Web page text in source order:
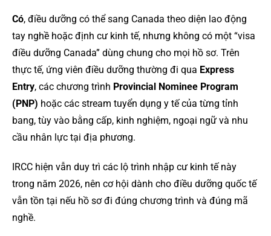
Có, điều dưỡng có thể sang Canada theo diện lao động
tay nghề hoặc định cư kinh tế, nhưng không có một “visa
điều dưỡng Canada” dùng chung cho mọi hồ sơ. Trên
thực tế, ứng viên điều dưỡng thường đi qua Express
Entry, các chương trình Provincial Nominee Program
(PNP) hoặc các stream tuyển dụng y tế của từng tỉnh
bang, tùy vào bằng cấp, kinh nghiệm, ngoại ngữ và nhu
cầu nhân lực tại địa phương.
IRCC hiện vẫn duy trì các lộ trình nhập cư kinh tế này
trong năm 2026, nên cơ hội dành cho điều dưỡng quốc tế
vẫn tồn tại nếu hồ sơ đi đúng chương trình và đúng mã
nghề.